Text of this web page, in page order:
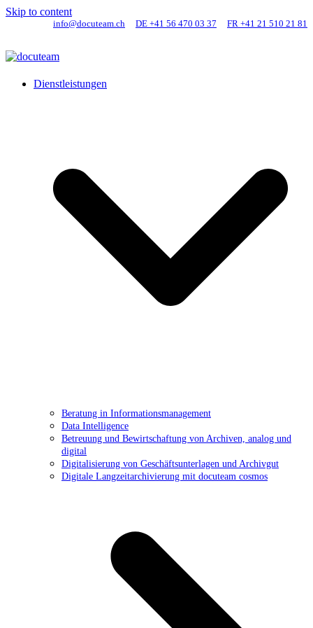
Skip to content
info@docuteam.ch DE +41 56 470 03 37 FR +41 21 510 21 81
Dienstleistungen
Beratung in Informationsmanagement
Data Intelligence
Betreuung und Bewirtschaftung von Archiven, analog und
digital
Digitalisierung von Geschäftsunterlagen und Archivgut
Digitale Langzeitarchivierung mit docuteam cosmos